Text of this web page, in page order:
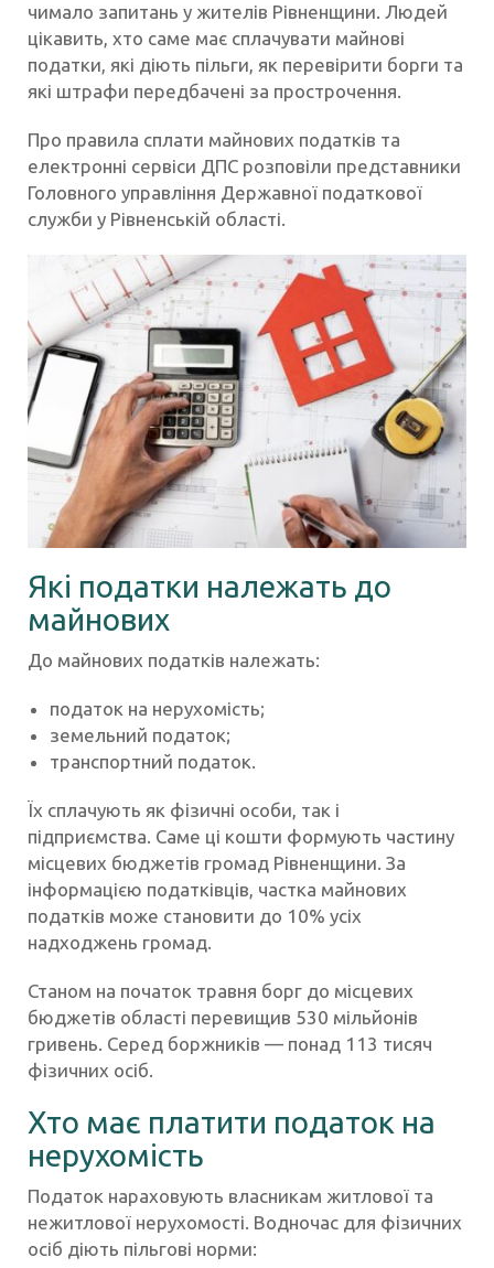
чимало запитань у жителів Рівненщини. Людей
цікавить, хто саме має сплачувати майнові
податки, які діють пільги, як перевірити борги та
які штрафи передбачені за прострочення.
Про правила сплати майнових податків та
електронні сервіси ДПС розповіли представники
Головного управління Державної податкової
служби у Рівненській області.
Які податки належать до
майнових
До майнових податків належать:
податок на нерухомість;
земельний податок;
транспортний податок.
Їх сплачують як фізичні особи, так і
підприємства. Саме ці кошти формують частину
місцевих бюджетів громад Рівненщини. За
інформацією податківців, частка майнових
податків може становити до 10% усіх
надходжень громад.
Станом на початок травня борг до місцевих
бюджетів області перевищив 530 мільйонів
гривень. Серед боржників — понад 113 тисяч
фізичних осіб.
Хто має платити податок на
нерухомість
Податок нараховують власникам житлової та
нежитлової нерухомості. Водночас для фізичних
осіб діють пільгові норми: